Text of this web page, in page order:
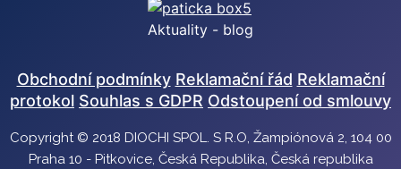
Aktuality - blog
Obchodní podmínky Reklamační řád Reklamační
protokol Souhlas s GDPR Odstoupení od smlouvy
Copyright © 2018 DIOCHI SPOL. S R.O, Žampiónová 2, 104 00
Praha 10 - Pitkovice, Česká Republika, Česká republika